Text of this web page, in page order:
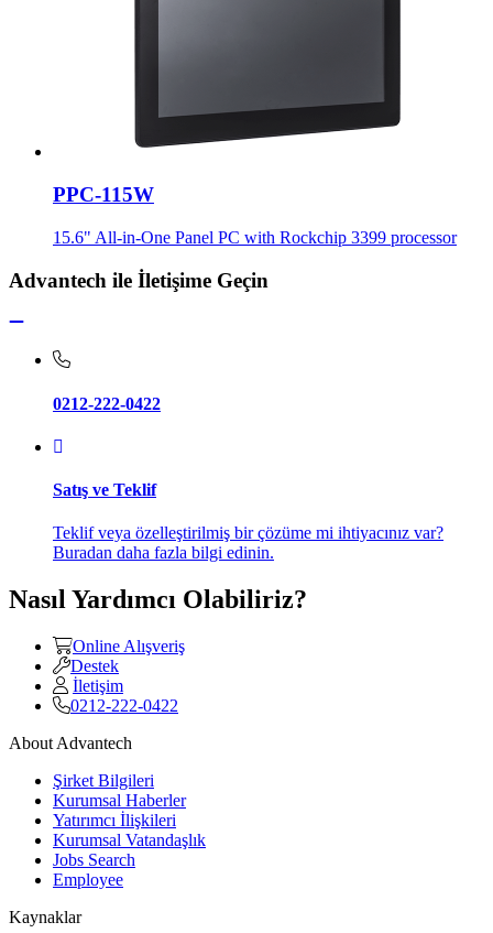
PPC-115W
15.6" All-in-One Panel PC with Rockchip 3399 processor
Advantech ile İletişime Geçin
0212-222-0422
Satış ve Teklif
Teklif veya özelleştirilmiş bir çözüme mi ihtiyacınız var?
Buradan daha fazla bilgi edinin.
Nasıl Yardımcı Olabiliriz?
Online Alışveriş
Destek
İletişim
0212-222-0422
About Advantech
Şirket Bilgileri
Kurumsal Haberler
Yatırımcı İlişkileri
Kurumsal Vatandaşlık
Jobs Search
Employee
Kaynaklar